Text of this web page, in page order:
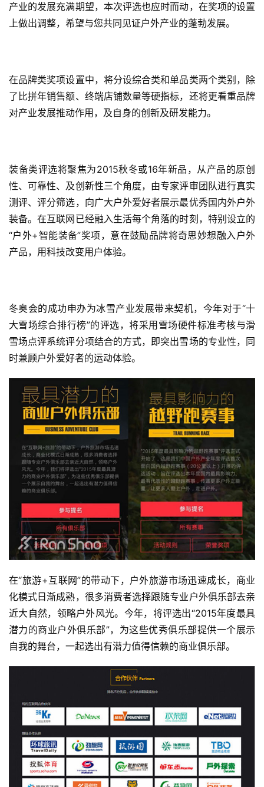
赛
观
察
装
备
训
产业的发展充满期望，本次评选也应时而动，在奖项的设置
上做出调整，希望与您共同见证户外产业的蓬勃发展。
在品牌类奖项设置中，将分设综合类和单品类两个类别，除
了比拼年销售额、终端店铺数量等硬指标，还将更看重品牌
对产业发展推动作用，及自身的创新及研发能力。
装备类评选将聚焦为2015秋冬或16年新品，从产品的原创
性、可靠性、及创新性三个角度，由专家评审团队进行真实
测评、评分筛选，向广大户外爱好者展示最优秀国内外户外
装备。在互联网已经融入生活每个角落的时刻，特别设立的
“户外+智能装备”奖项，意在鼓励品牌将奇思妙想融入户外
产品，用科技改变用户体验。
冬奥会的成功申办为冰雪产业发展带来契机，今年对于“十
大雪场综合排行榜”的评选，将采用雪场硬件标准考核与滑
雪场点评系统评分项结合的方式，即突出雪场的专业性，同
时兼顾户外爱好者的运动体验。
在“旅游+互联网”的带动下，户外旅游市场迅速成长，商业
化模式日渐成熟，很多消费者选择跟随专业户外俱乐部去亲
近大自然，领略户外风光。今年，将评选出“2015年度最具
潜力的商业户外俱乐部”，为这些优秀俱乐部提供一个展示
自我的舞台，一起选出有潜力值得信赖的商业俱乐部。